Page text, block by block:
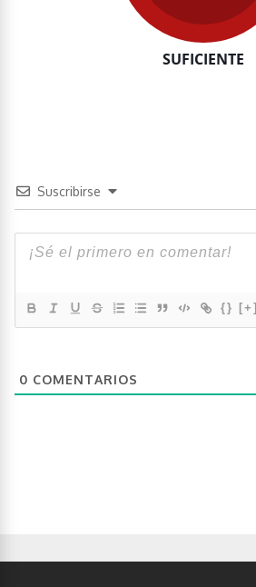
SUFICIENTE
Suscribirse
{} [+]
0 COMENTARIOS